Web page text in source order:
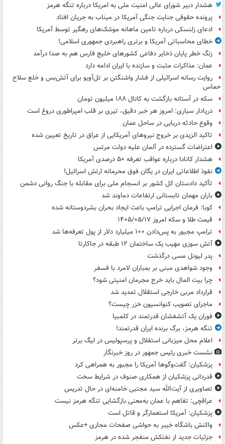
هشدار دبیر شورای عالی امنیت ملی به امریکا درباره تنگه هرمز
پرونده حقوقی جنایت جنگی آمریکا در میناب به جریان افتاد
ادعای زلنسکی درباره تامین ماهانه موشک‌های رهگیر توسط آمریکا
خطای محاسباتی آمریکا و برتری راهبردی جمهوری اسلامی!
زنگ خطر پایان ذخایر دفاعی کشورهای خلیج فارس هم به صدا درآمد
عمان: مذاکرات مثبت و سازنده با ایران ادامه دارد
روایت رسانه اسرائیلی از فشار واشنگتن بر تل‌آویو برای آتش‌بس و خلع سلاح
حماس
سکه در آستانه بازگشت به کانال ۱۸۸ میلیون تومان
دریادار سیاری: امروز هر خبر دقیق، تیری بر قلب امپراطوری دروغ است
وقوع حادثه دریایی در ساحل عمان
تاکید الزیدی بر خروج نیروهای آمریکایی از عراق در تاریخ تعیین شده
اعتراضات گسترده در آلمان علیه دولت مرتس
هشدار کانادا درباره عواقب تعرفه ۵۰ درصدی آمریکا
نفوذ اطلاعاتی ایران در یگان فوق محرمانه ارتش اسرائیل!
تأکید دادستان کل کشور بر انسجام ملی برای مقابله با جنگ روانی دشمن
باران مهمان تابستانی ارتفاعات دماوند شد
کوبا: فرمان اجرایی ترامپ باعث ایجاد بحران بشردوستانه شده
قیمت طلا و سکه امروز ۱۴۰۵/۰۵/۱۷
ترامپ مجبور به پس‌دادن ۱۰۰ میلیارد دلار از پول تعرفه‌ها شد
آتش سوزی مهیب یک ساختمان ۱۲ طبقه در جاکارتا
پدر لیونل مسی درگذشت
وجود شواهدی مبنی بر بمباران لامرد با فسفر
چرا بیت المال باید خرج مجرمان امنیتی شود؟
قرارداد مربی خارجی استقلال تمدید شد
ماجرای تصویب کنوانسیون خزر چیست؟
فوران یک آتشفشان قدرتمند در کلمبیا
تنگه هرمز، برگ برنده ایران قدرتمند!
اعلام محل میزبانی استقلال و پرسپولیس در لیگ برتر
نشست خبری رئیس جمهور در روز خبرنگار
پزشکیان: گفت‌وگوها آمریکا را مجبور به همراهی کرد
قدردانی پزشکیان از همکاری صنوف در شرایط سخت
تصاویری از آیت‌الله سید مجتبی خامنه‌ای در حال تدریس
عراقچی: تفاهم با عمان به‌معنی بازگشایی تنگه هرمز نیست
پزشکیان: آمریکا استعمارگر و قاتل است
واکنش باشگاه خیبر به حواشی صفحات مجازی +عکس
جزئیات جدید از نفتکش منفجر شده در هرمز